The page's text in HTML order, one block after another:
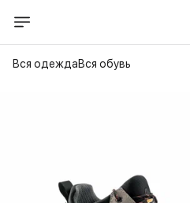
Вся одеждаВся обувь